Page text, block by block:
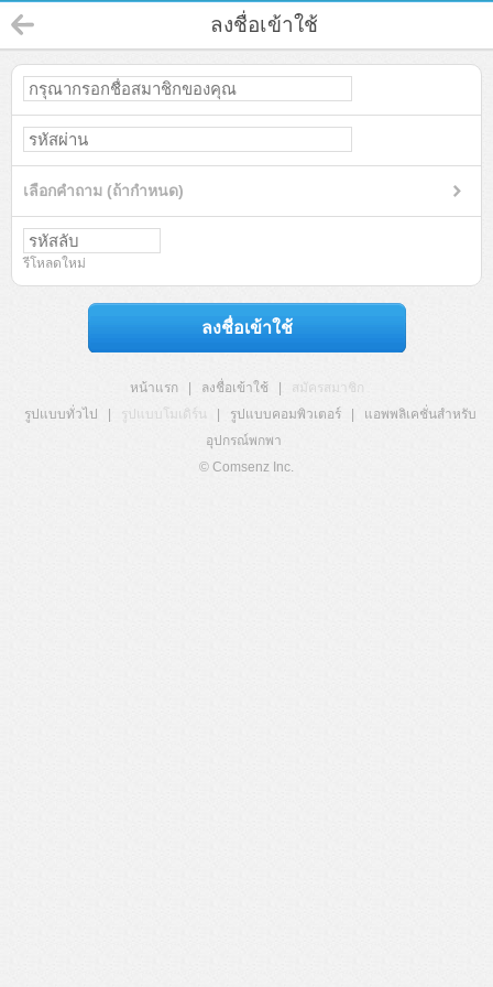
ลงชื่อเข้าใช้
เลือกคำถาม (ถ้ากำหนด)
รีโหลดใหม่
ลงชื่อเข้าใช้
หน้าแรก ลงชื่อเข้าใช้
สมัครสมาชิก
รูปแบบทั่วไป
รูปแบบโมเดิร์น รูปแบบคอมพิวเตอร์
แอพพลิเคชั่นสำหรับ
อุปกรณ์พกพา
© Comsenz Inc.